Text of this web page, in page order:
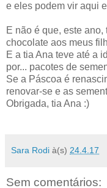
e eles podem vir aqui
E não é que, este
chocolate aos meus
E a tia Ana teve até a
por... pacotes de
Se a Páscoa é
renovar-se e as
Obrigada, tia Ana :)
Sara Rodi à(s) 24.4.17
Sem comentários: